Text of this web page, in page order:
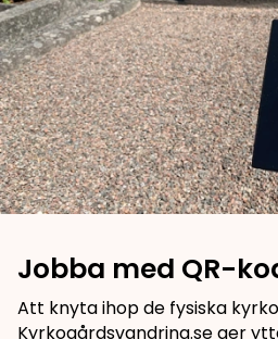
Jobba med QR-
Att knyta ihop de fysiska
Kyrkogårdsvandring.se ger